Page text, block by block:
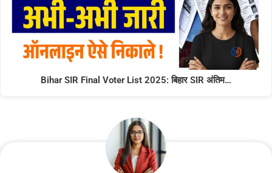
Bihar SIR Final Voter List 2025: बिहार SIR अंतिम…